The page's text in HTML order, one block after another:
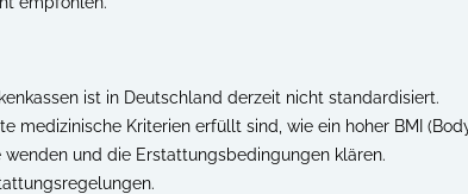
ist in Deutschland derzeit nicht standardisiert.
medizinische Kriterien erfüllt sind, wie ein hoher BMI
und die Erstattungsbedingungen klären.